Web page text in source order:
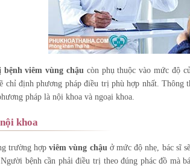
viêm vùng chậu còn phụ thuộc vào mức độ
chỉ định phương pháp điều trị phù hợp nhất. Thông
pháp là nội khoa và ngoại khoa.
khoa
trường hợpviêm vùng chậu ở mức độ nhẹ, bác sĩ
bệnh cần phải điều trị theo đúng phác đồ mà